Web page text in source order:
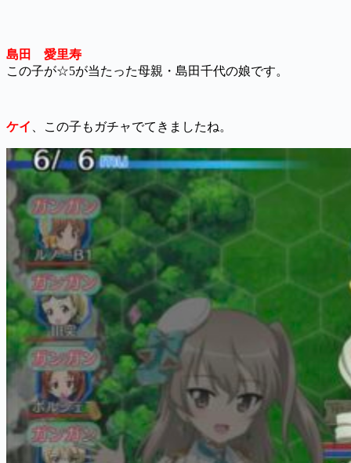
島田 愛里寿
この子が☆5が当たった母親・島田千代の娘です。
ケイ 、この子もガチャでてきましたね。